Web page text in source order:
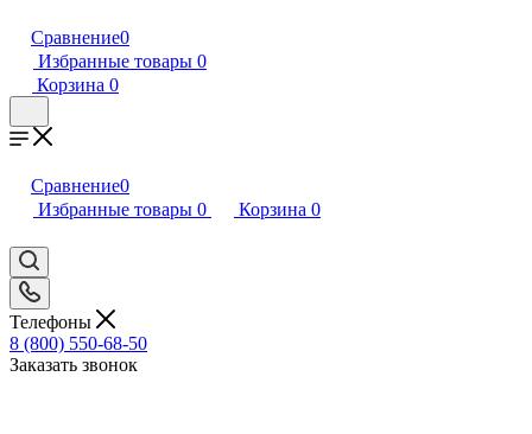
Сравнение0
Избранные товары 0
Корзина 0
Сравнение0
Избранные товары 0 Корзина 0
Телефоны
8 (800) 550-68-50
Заказать звонок